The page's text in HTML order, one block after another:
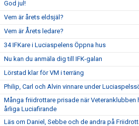
God jul!
Vem är årets eldsjäl?
Vem är Årets ledare?
34 IFKare i Luciaspelens Öppna hus
Nu kan du anmäla dig till IFK-galan
Lörstad klar för VM i terräng
Philip, Carl och Alvin vinnare under
Många friidrottare prisade när Veteranklubben
årliga Luciafirande
Läs om Daniel, Sebbe och de andra på